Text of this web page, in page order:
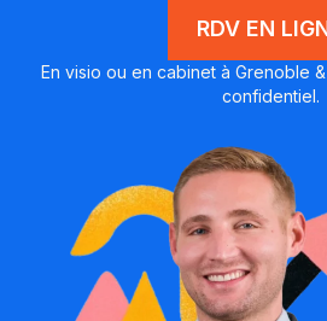
RDV EN
En visio ou en cabinet à Grenoble
confidentiel.